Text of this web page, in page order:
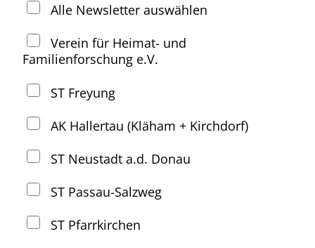
Alle Newsletter auswählen
Verein für Heimat- und
Familienforschung e.V.
ST Freyung
AK Hallertau (Kläham + Kirchdorf)
ST Neustadt a.d. Donau
ST Passau-Salzweg
ST Pfarrkirchen